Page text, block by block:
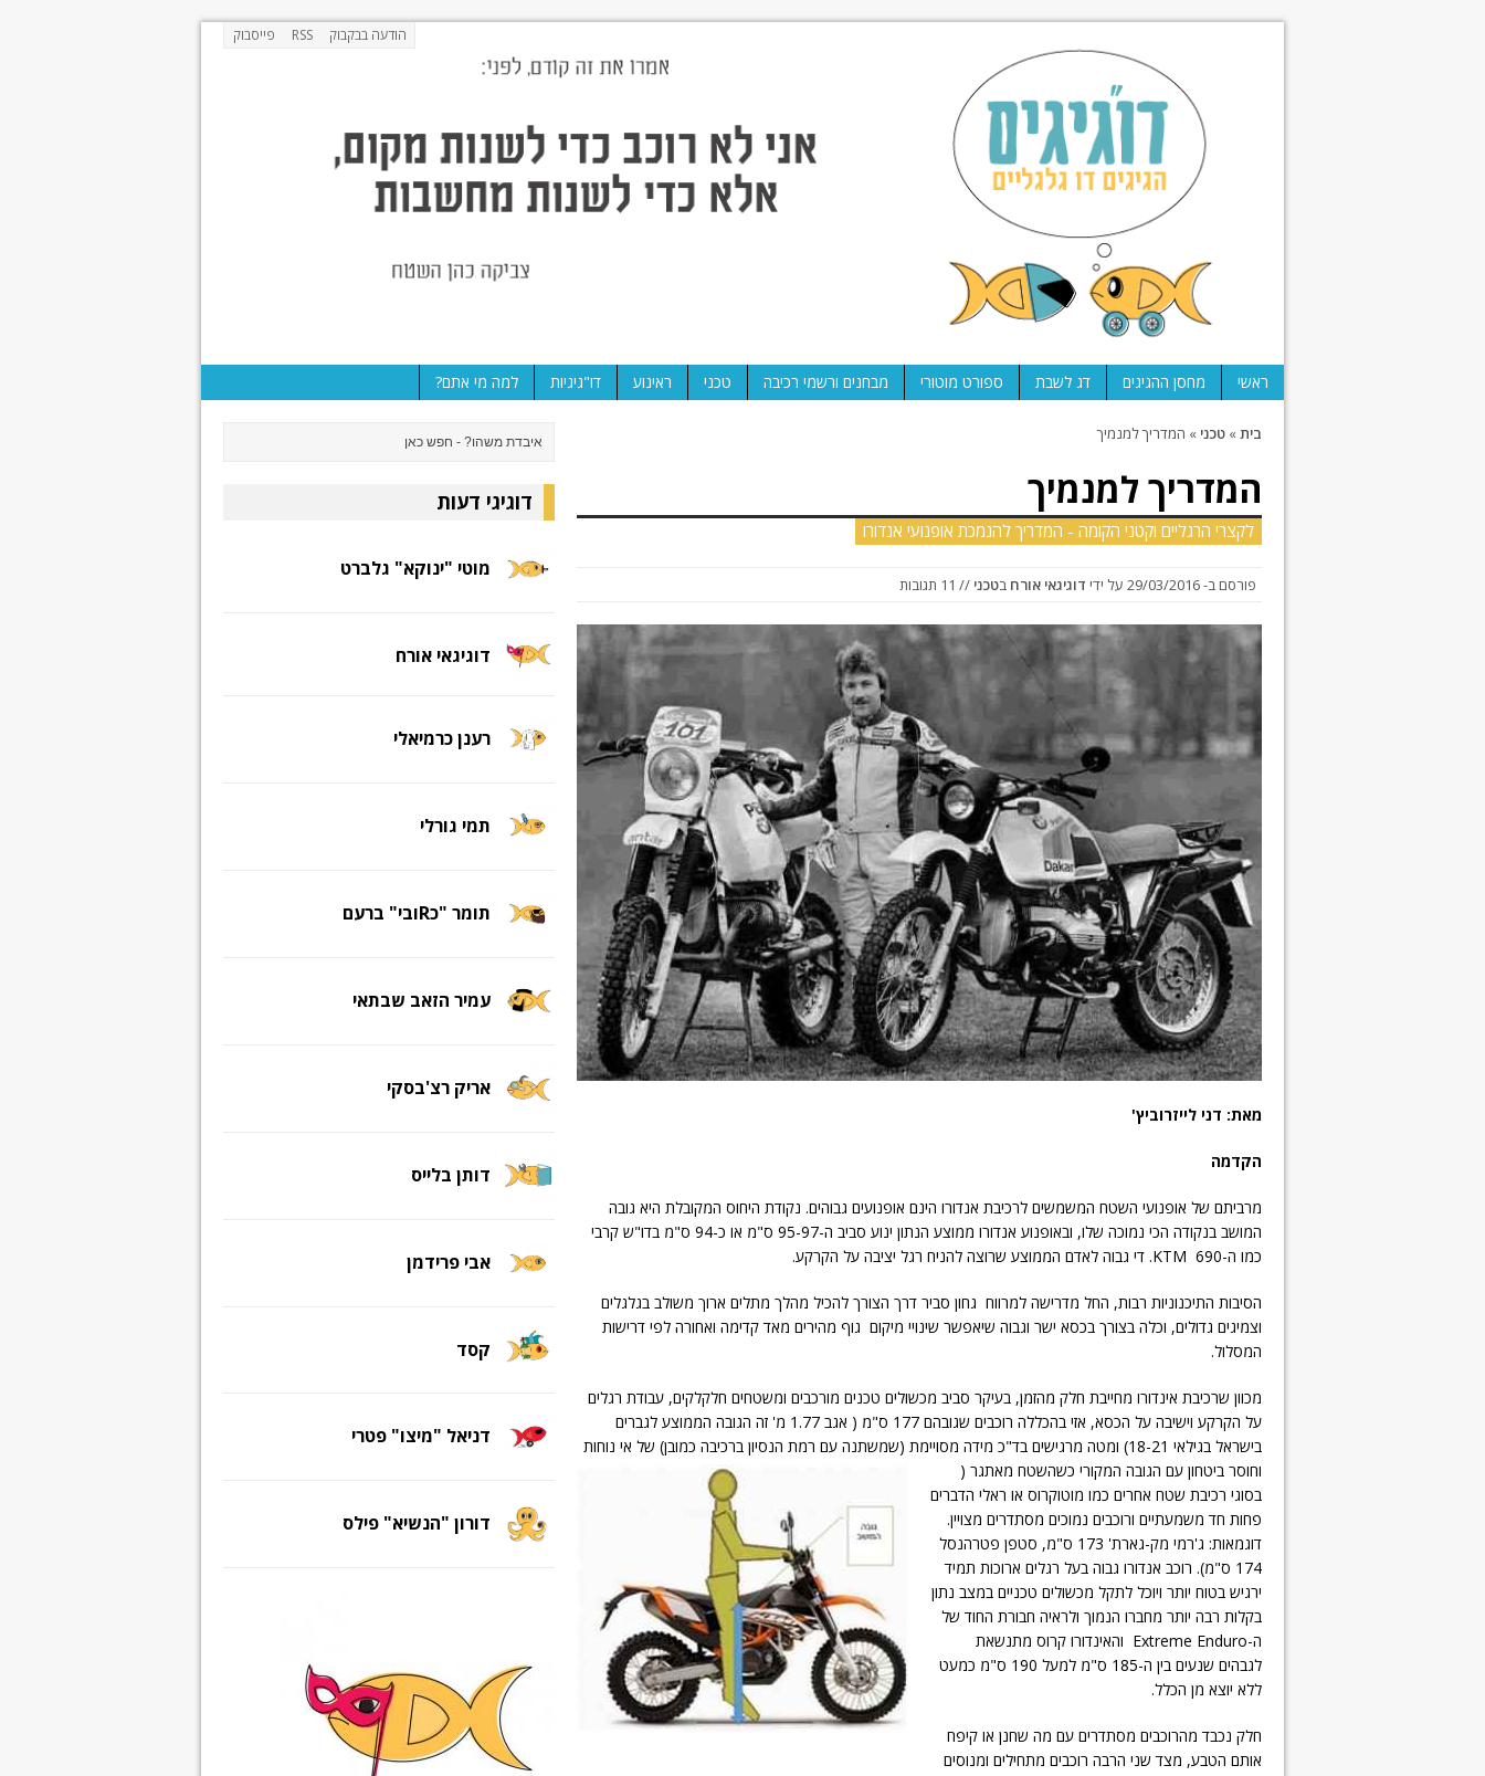
הודעה בבקבוק RSS פייסבוק
ראשי מחסן ההגיגים דג לשבת ספורט מוטורי מבחנים ורשמי רכיבה טכני ראינוע דו"גיגיות למה מי אתם?
בית» טכני » המדריך למנמיך
המדריך למנמיך
לקצרי הרגליים וקטני הקומה - המדריך להנמכת אופנועי אנדורו
פורסם ב-29/03/2016 על ידי דוגיגאי אורח בטכני // 11 תגובות
מאת: דני לייזרוביץ'
הקדמה
מרביתם של אופנועי השטח המשמשים לרכיבת אנדורו הינם אופנועים גבוהים. נקודת היחוס המקובלת היא גובה
המושב בנקודה הכי נמוכה שלו, ובאופנוע אנדורו ממוצע הנתון ינוע סביב ה-95-97 ס"מ או כ-94 ס"מ בדו"ש קרבי
כמו ה-690 KTM. די גבוה לאדם הממוצע שרוצה להניח רגל יציבה על הקרקע.
הסיבות התיכנוניות רבות, החל מדרישה למרווח גחון סביר דרך הצורך להכיל מהלך מתלים ארוך משולב בגלגלים
וצמיגים גדולים, וכלה בצורך בכסא ישר וגבוה שיאפשר שינויי מיקום גוף מהירים מאד קדימה ואחורה לפי דרישות
המסלול.
מכוון שרכיבת אינדורו מחייבת חלק מהזמן, בעיקר סביב מכשולים טכנים מורכבים ומשטחים חלקלקים, עבודת רגלים
על הקרקע וישיבה על הכסא, אזי בהכללה רוכבים שגובהם 177 ס"מ ( אגב 1.77 מ' זה הגובה הממוצע לגברים
בישראל בגילאי 18-21) ומטה מרגישים בד"כ מידה מסויימת (שמשתנה עם רמת הנסיון ברכיבה כמובן) של אי נוחות
וחוסר ביטחון עם הגובה המקורי כשהשטח מאתגר (
בסוגי רכיבת שטח אחרים כמו מוטוקרוס או ראלי הדברים
פחות חד משמעתיים ורוכבים נמוכים מסתדרים מצויין.
דוגמאות: ג'רמי מק-גארת' 173 ס"מ, סטפן פטרהנסל
174 ס"מ). רוכב אנדורו גבוה בעל רגלים ארוכות תמיד
ירגיש בטוח יותר ויוכל לתקל מכשולים טכניים במצב נתון
בקלות רבה יותר מחברו הנמוך ולראיה חבורת החוד של
ה-Extreme Enduro והאינדורו קרוס מתנשאת
לגבהים שנעים בין ה-185 ס"מ למעל 190 ס"מ כמעט
ללא יוצא מן הכלל.
חלק נכבד מהרוכבים מסתדרים עם מה שחנן או קיפח
אותם הטבע, מצד שני הרבה רוכבים מתחילים ומנוסים
דוגיגי דעות
מוטי "ינוקא" גלברט
דוגיגאי אורח
רענן כרמיאלי
תמי גורלי
תומר "כRובי" ברעם
עמיר הזאב שבתאי
אריק רצ'בסקי
דותן בלייס
אבי פרידמן
קסד
דניאל "מיצו" פטרי
דורון "הנשיא" פילס